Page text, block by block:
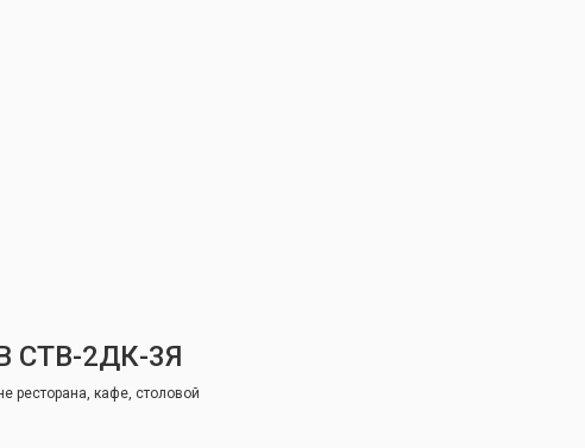
2ДК-3Я
ресторана, кафе, столовой